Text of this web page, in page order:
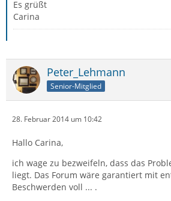
Es grüßt
Carina
Peter_Lehmann
Senior-Mitglied
28. Februar 2014 um 10:42
Hallo Carina,
ich wage zu bezweifeln, dass das
liegt. Das Forum wäre garantiert mit
Beschwerden voll ... .